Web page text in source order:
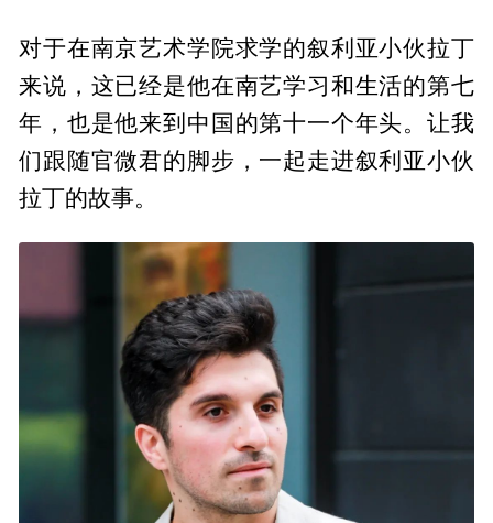
对于在南京艺术学院求学的叙利亚小伙拉丁
来说，这已经是他在南艺学习和生活的第七
年，也是他来到中国的第十一个年头。让我
们跟随官微君的脚步，一起走进叙利亚小伙
拉丁的故事。